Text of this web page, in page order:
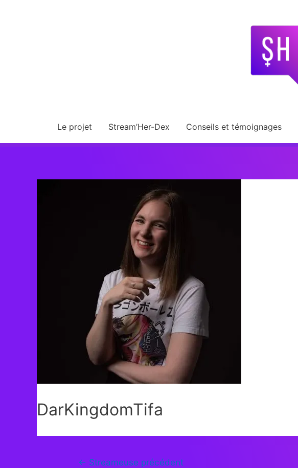
Le projet Stream’Her-Dex Conseils et témoignages
DarKingdomTifa
← Streameuse précédent